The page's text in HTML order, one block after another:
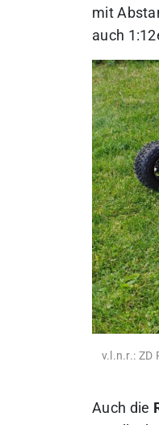
mit
auch
v.l.n.r.: ZD
Auch die